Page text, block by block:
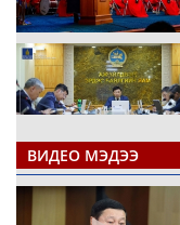
ВИДЕО МЭДЭЭ